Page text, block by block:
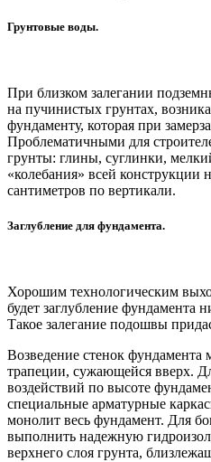
Грунтовые воды.
При близком залегании
на пучинистых грунтах,
фундаменту, которая при
Проблематичными для
грунты: глины, суглинки,
«колебания» всей конструкции
сантиметров по вертикали.
Заглубление для фундамента.
Хорошим технологическим
будет заглубление фундамента
Такое залегание подошвы
Возведение стенок
трапеции, сужающейся вверх.
воздействий по высоте
специальные арматурные
монолит весь фундамент. Для
выполнить надежную
верхнего слоя грунта,